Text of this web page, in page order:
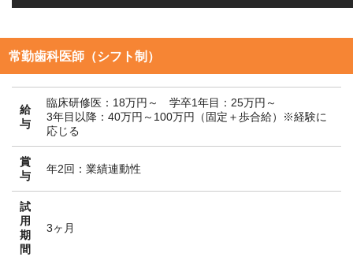
常勤歯科医師（シフト制）
給
与
臨床研修医：18万円～ 学卒1年目：25万円～
3年目以降：40万円～100万円（固定＋歩合給）※経験に
応じる
賞
与
年2回：業績連動性
試
用
期
間
3ヶ月